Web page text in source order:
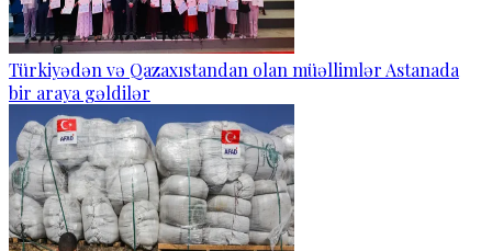
Türkiyədən və Qazaxıstandan olan müəllimlər Astanada
bir araya gəldilər